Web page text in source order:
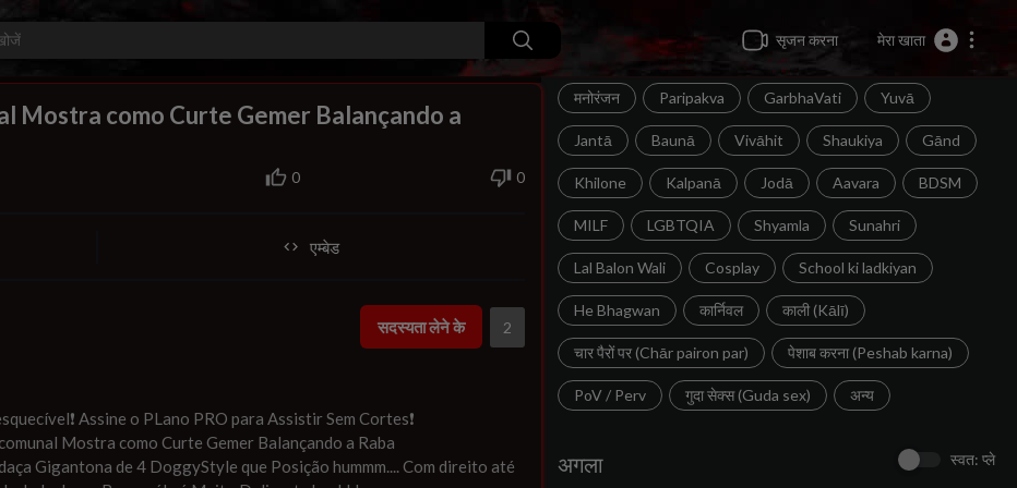
सृजन करना मेरा खाता
00:00 1.00x 720p
मनोरंजन Paripakva GarbhaVati Yuvā
Jantā Baunā Vivāhit Shaukiya Gānd
Khilone Kalpanā Jodā Aavara BDSM
MILF LGBTQIA Shyamla Sunahri
Lal Balon Wali Cosplay School ki ladkiyan
He Bhagwan कार्निवल काली (Kālī)
चार पैरों पर (Chār pairon par) पेशाब करना (Peshab karna)
PoV / Perv गुदा सेक्स (Guda sex) अन्य
अगला स्वत: प्ले
Mostra como Curte Gemer Balançando a
0 0
एम्बेड
सदस्यता लेने के 2
Assine o PLano PRO para Assistir Sem Cortes❗
Mostra como Curte Gemer Balançando a Raba
Gigantona de 4 DoggyStyle que Posição hummm.... Com direito até